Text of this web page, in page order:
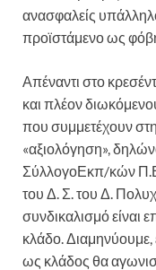
ανασφαλείς
προϊστάμενο ως
Απέναντι στο
και πλέον
που συμμετέχουν
«αξιολόγηση»,
ΣύλλογοΕκπ/κών
του Δ. Σ. του Δ.
συνδικαλισμό είναι
κλάδο. Διαμηνύουμε,
ως κλάδος θα